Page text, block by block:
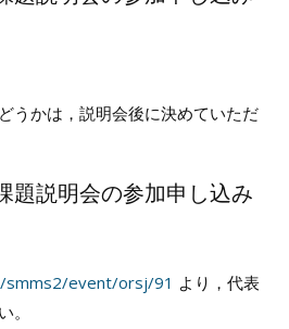
うかは，説明会後に決めていただ
題説明会の参加申し込み
smms2/event/orsj/91 より，代表
。